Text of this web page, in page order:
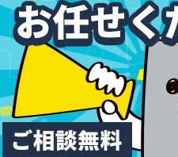
防止を両立する方法
厚みのバランスを取るコツ
安全性とカード負担減を両立
ナンスと長持ちワザ
ア完全マニュアル
内装クリーニング術